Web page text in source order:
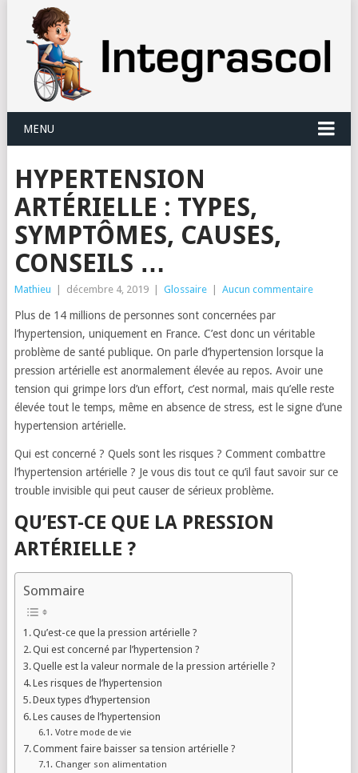
MENU
HYPERTENSION
ARTÉRIELLE : TYPES,
SYMPTÔMES, CAUSES,
CONSEILS …
Mathieu décembre 4, 2019 Glossaire Aucun commentaire
Plus de 14 millions de personnes sont concernées par
l’hypertension, uniquement en France. C’est donc un véritable
problème de santé publique. On parle d’hypertension lorsque la
pression artérielle est anormalement élevée au repos. Avoir une
tension qui grimpe lors d’un effort, c’est normal, mais qu’elle reste
élevée tout le temps, même en absence de stress, est le signe d’une
hypertension artérielle.
Qui est concerné ? Quels sont les risques ? Comment combattre
l’hypertension artérielle ? Je vous dis tout ce qu’il faut savoir sur ce
trouble invisible qui peut causer de sérieux problème.
QU’EST-CE QUE LA PRESSION
ARTÉRIELLE ?
Sommaire
Qu’est-ce que la pression artérielle ?
Qui est concerné par l’hypertension ?
Quelle est la valeur normale de la pression artérielle ?
Les risques de l’hypertension
Deux types d’hypertension
Les causes de l’hypertension
Votre mode de vie
Comment faire baisser sa tension artérielle ?
Changer son alimentation
Panneau de gestion des cookies